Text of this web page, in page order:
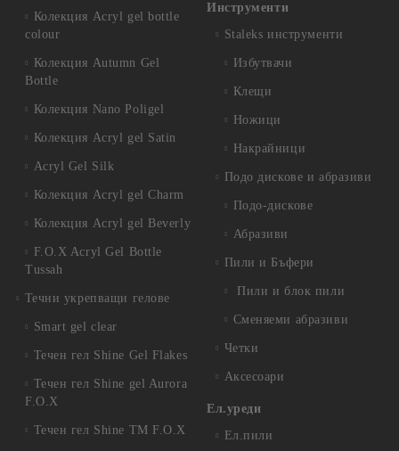
Колекция Acryl gel bottle
colour
Колекция Autumn Gel
Bottle
Колекция Nano Poligel
Колекция Acryl gel Satin
Acryl Gel Silk
Колекция Acryl gel Charm
Колекция Acryl gel Beverly
F.O.X Acryl Gel Bottle
Tussah
Течни укрепващи гелове
Smart gel clear
Течен гел Shine Gel Flakes
Течен гел Shine gel Aurora
F.O.X
Течен гел Shine TM F.O.X
Инструменти
Staleks инструменти
Избутвачи
Клещи
Ножици
Накрайници
Подо дискове и абразиви
Подо-дискове
Абразиви
Пили и Бъфери
Пили и блок пили
Сменяеми абразиви
Четки
Аксесоари
Ел.уреди
Ел.пили